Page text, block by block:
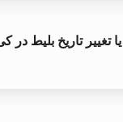
تغییر تاریخ بلیط در